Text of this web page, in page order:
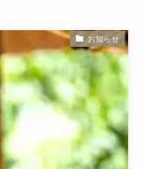
お知らせ